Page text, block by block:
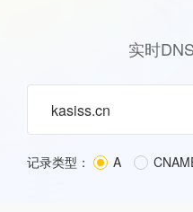
实时
记录类型： A